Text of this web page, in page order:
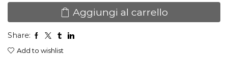
-
Letto
Aggiungi al carrello
Share:
Add to wishlist